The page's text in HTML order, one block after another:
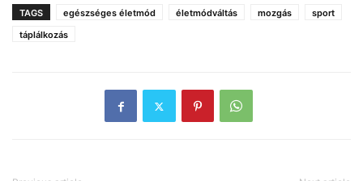
TAGS egészséges életmód életmódváltás mozgás
sport
táplálkozás